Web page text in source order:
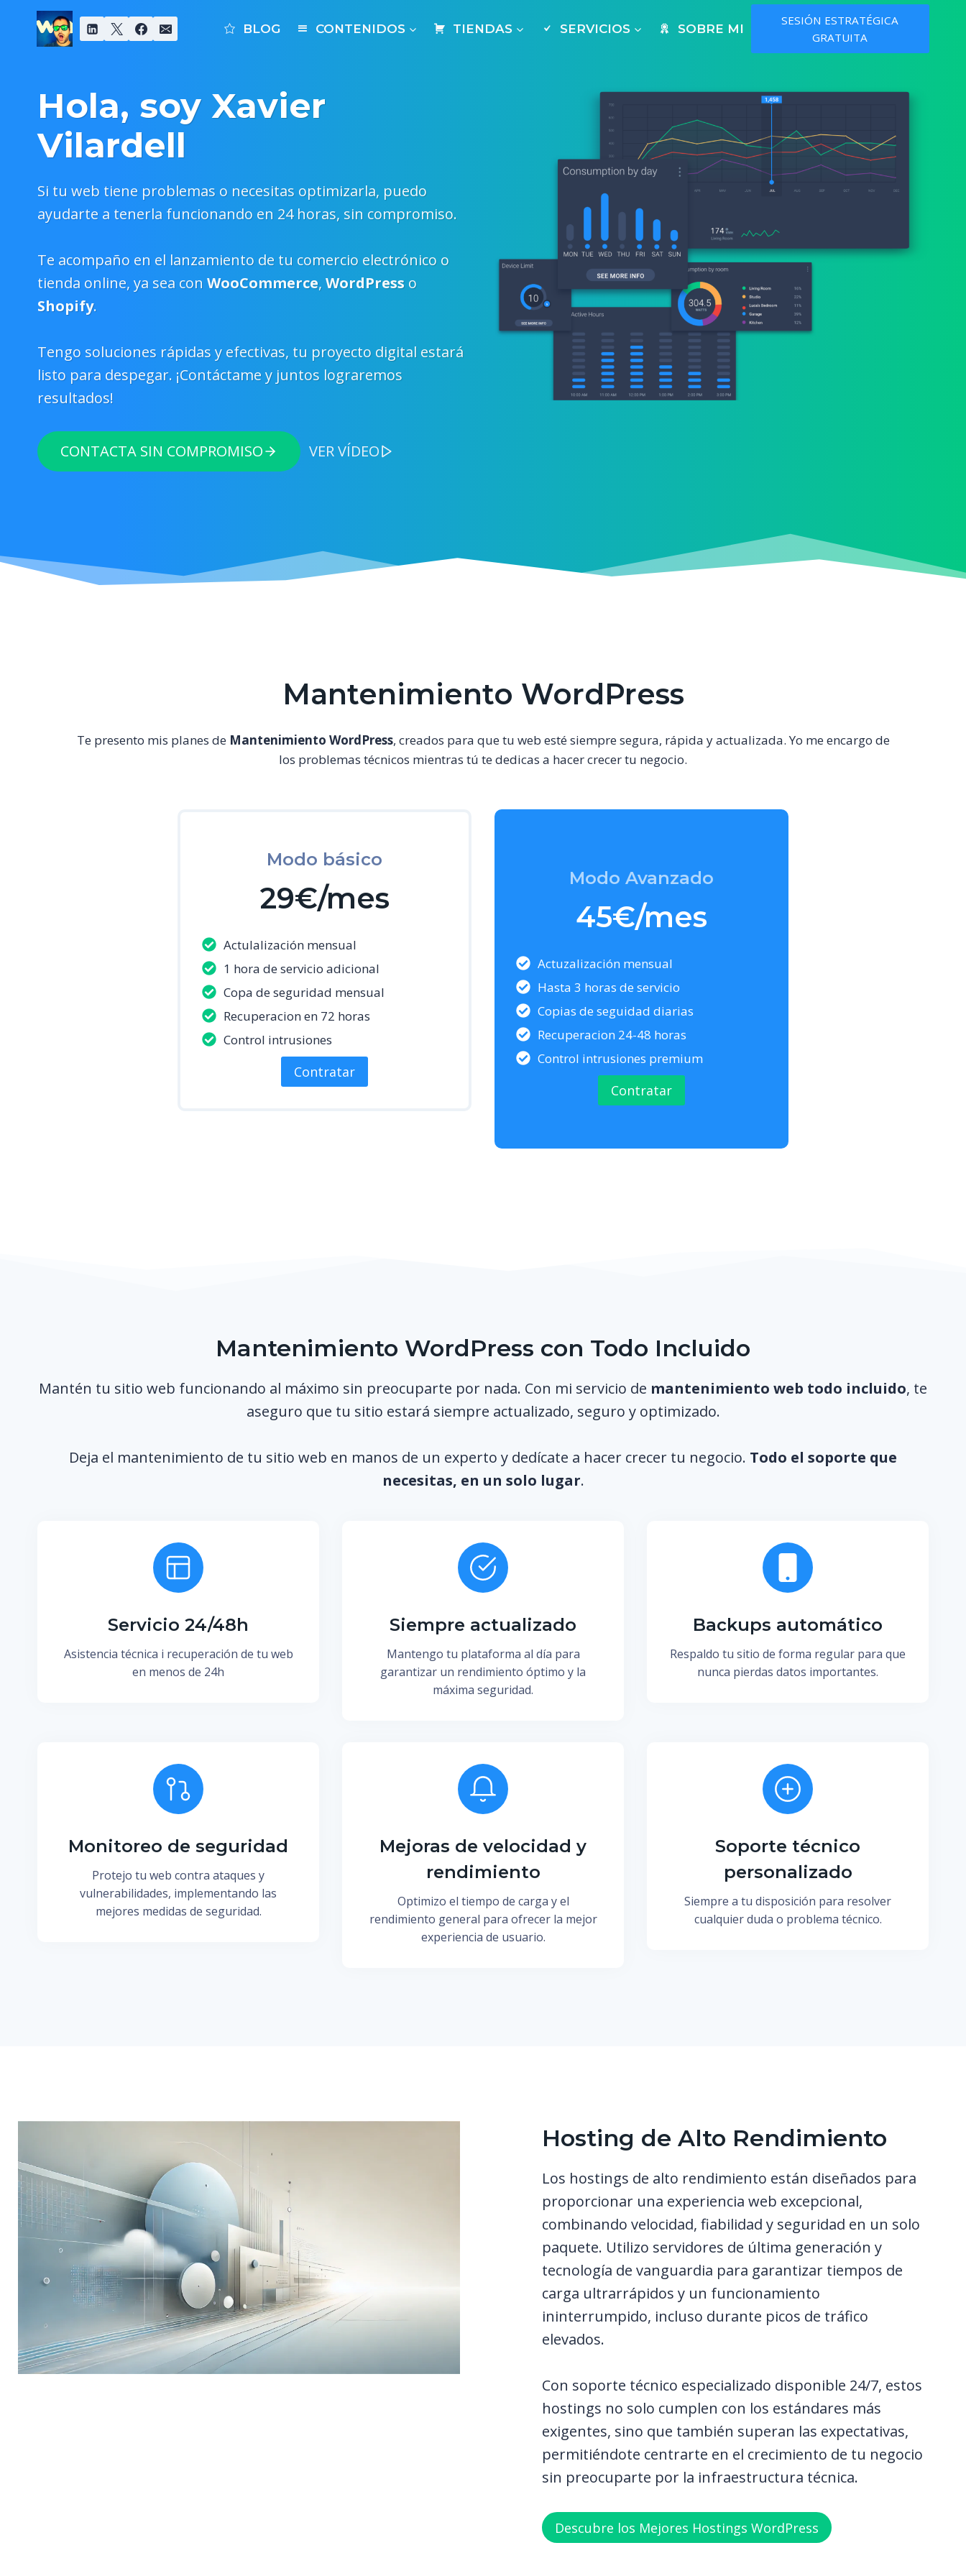
contenido
BLOG CONTENIDOS TIENDAS SERVICIOS SOBRE MI
SESIÓN ESTRATÉGICA
GRATUITA
Hola, soy Xavier
Vilardell
Si tu web tiene problemas o necesitas optimizarla, puedo
ayudarte a tenerla funcionando en 24 horas, sin compromiso.
Te acompaño en el lanzamiento de tu comercio electrónico o
tienda online, ya sea con WooCommerce, WordPress o
Shopify.
Tengo soluciones rápidas y efectivas, tu proyecto digital estará
listo para despegar. ¡Contáctame y juntos lograremos
resultados!
CONTACTA SIN COMPROMISO VER VÍDEO
Mantenimiento WordPress
Te presento mis planes de Mantenimiento WordPress, creados para que tu web esté siempre segura, rápida y actualizada. Yo me encargo de
los problemas técnicos mientras tú te dedicas a hacer crecer tu negocio.
Modo básico
29€/mes
Actulalización mensual
1 hora de servicio adicional
Copa de seguridad mensual
Recuperacion en 72 horas
Control intrusiones
Contratar
Modo Avanzado
45€/mes
Actuzalización mensual
Hasta 3 horas de servicio
Copias de seguidad diarias
Recuperacion 24-48 horas
Control intrusiones premium
Contratar
Mantenimiento WordPress con Todo Incluido
Mantén tu sitio web funcionando al máximo sin preocuparte por nada. Con mi servicio de mantenimiento web todo incluido, te
aseguro que tu sitio estará siempre actualizado, seguro y optimizado.
Deja el mantenimiento de tu sitio web en manos de un experto y dedícate a hacer crecer tu negocio. Todo el soporte que
necesitas, en un solo lugar.
Servicio 24/48h
Asistencia técnica i recuperación de tu web
en menos de 24h
Siempre actualizado
Mantengo tu plataforma al día para
garantizar un rendimiento óptimo y la
máxima seguridad.
Backups automático
Respaldo tu sitio de forma regular para que
nunca pierdas datos importantes.
Monitoreo de seguridad
Protejo tu web contra ataques y
vulnerabilidades, implementando las
mejores medidas de seguridad.
Mejoras de velocidad y
rendimiento
Optimizo el tiempo de carga y el
rendimiento general para ofrecer la mejor
experiencia de usuario.
Soporte técnico
personalizado
Siempre a tu disposición para resolver
cualquier duda o problema técnico.
Hosting de Alto Rendimiento
Los hostings de alto rendimiento están diseñados para
proporcionar una experiencia web excepcional,
combinando velocidad, fiabilidad y seguridad en un solo
paquete. Utilizo servidores de última generación y
tecnología de vanguardia para garantizar tiempos de
carga ultrarrápidos y un funcionamiento
ininterrumpido, incluso durante picos de tráfico
elevados.
Con soporte técnico especializado disponible 24/7, estos
hostings no solo cumplen con los estándares más
exigentes, sino que también superan las expectativas,
permitiéndote centrarte en el crecimiento de tu negocio
sin preocuparte por la infraestructura técnica.
Descubre los Mejores Hostings WordPress